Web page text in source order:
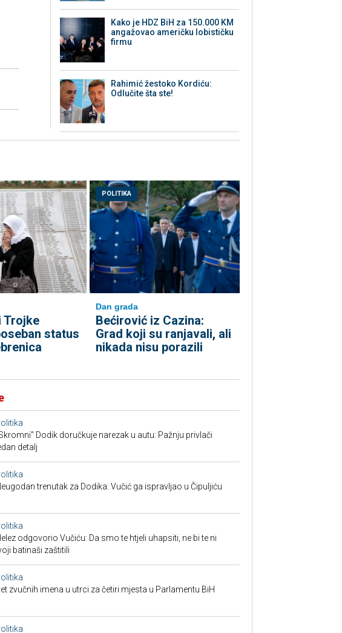
Kako je HDZ BiH za 150.000 KM
angažovao američku lobističku
firmu
Rahimić žestoko Kordiću:
Odlučite šta ste!
Trojke
status
POLITIKA
Dan grada
Bećirović iz Cazina:
Grad koji su ranjavali, ali
nikada nisu porazili
Dodik doručkuje narezak u autu: Pažnju privlači
detalj
trenutak za Dodika: Vučić ga ispravljao u Čipuljiću
odgovorio Vučiću: Da smo te htjeli uhapsiti, ne bi te ni
batinaši zaštitili
zvučnih imena u utrci za četiri mjesta u Parlamentu BiH